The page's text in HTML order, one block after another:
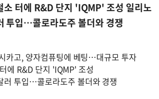
소 터에 R&D 단지 'IQMP' 조성 일리노
투입…콜로라도주 볼더와 경쟁
카고, 양자컴퓨팅에 베팅…대규모 투자
에 R&D 단지 'IQMP' 조성
러 투입…콜로라도주 볼더와 경쟁